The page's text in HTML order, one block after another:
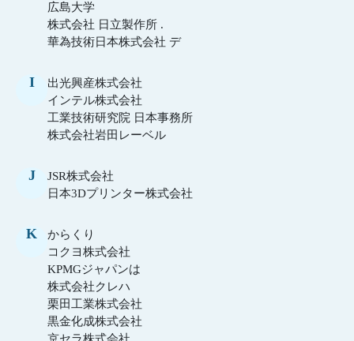
広島大学
株式会社 日立製作所 .
華為技術日本株式会社 デ
I
出光興産株式会社
インテル株式会社
工業技術研究院 日本事務所
株式会社岩田レーベル
J
JSR株式会社
日本3Dプリンター株式会社
K
からくり
コクヨ株式会社
KPMGジャパンは
株式会社クレハ
栗田工業株式会社
黒金化成株式会社